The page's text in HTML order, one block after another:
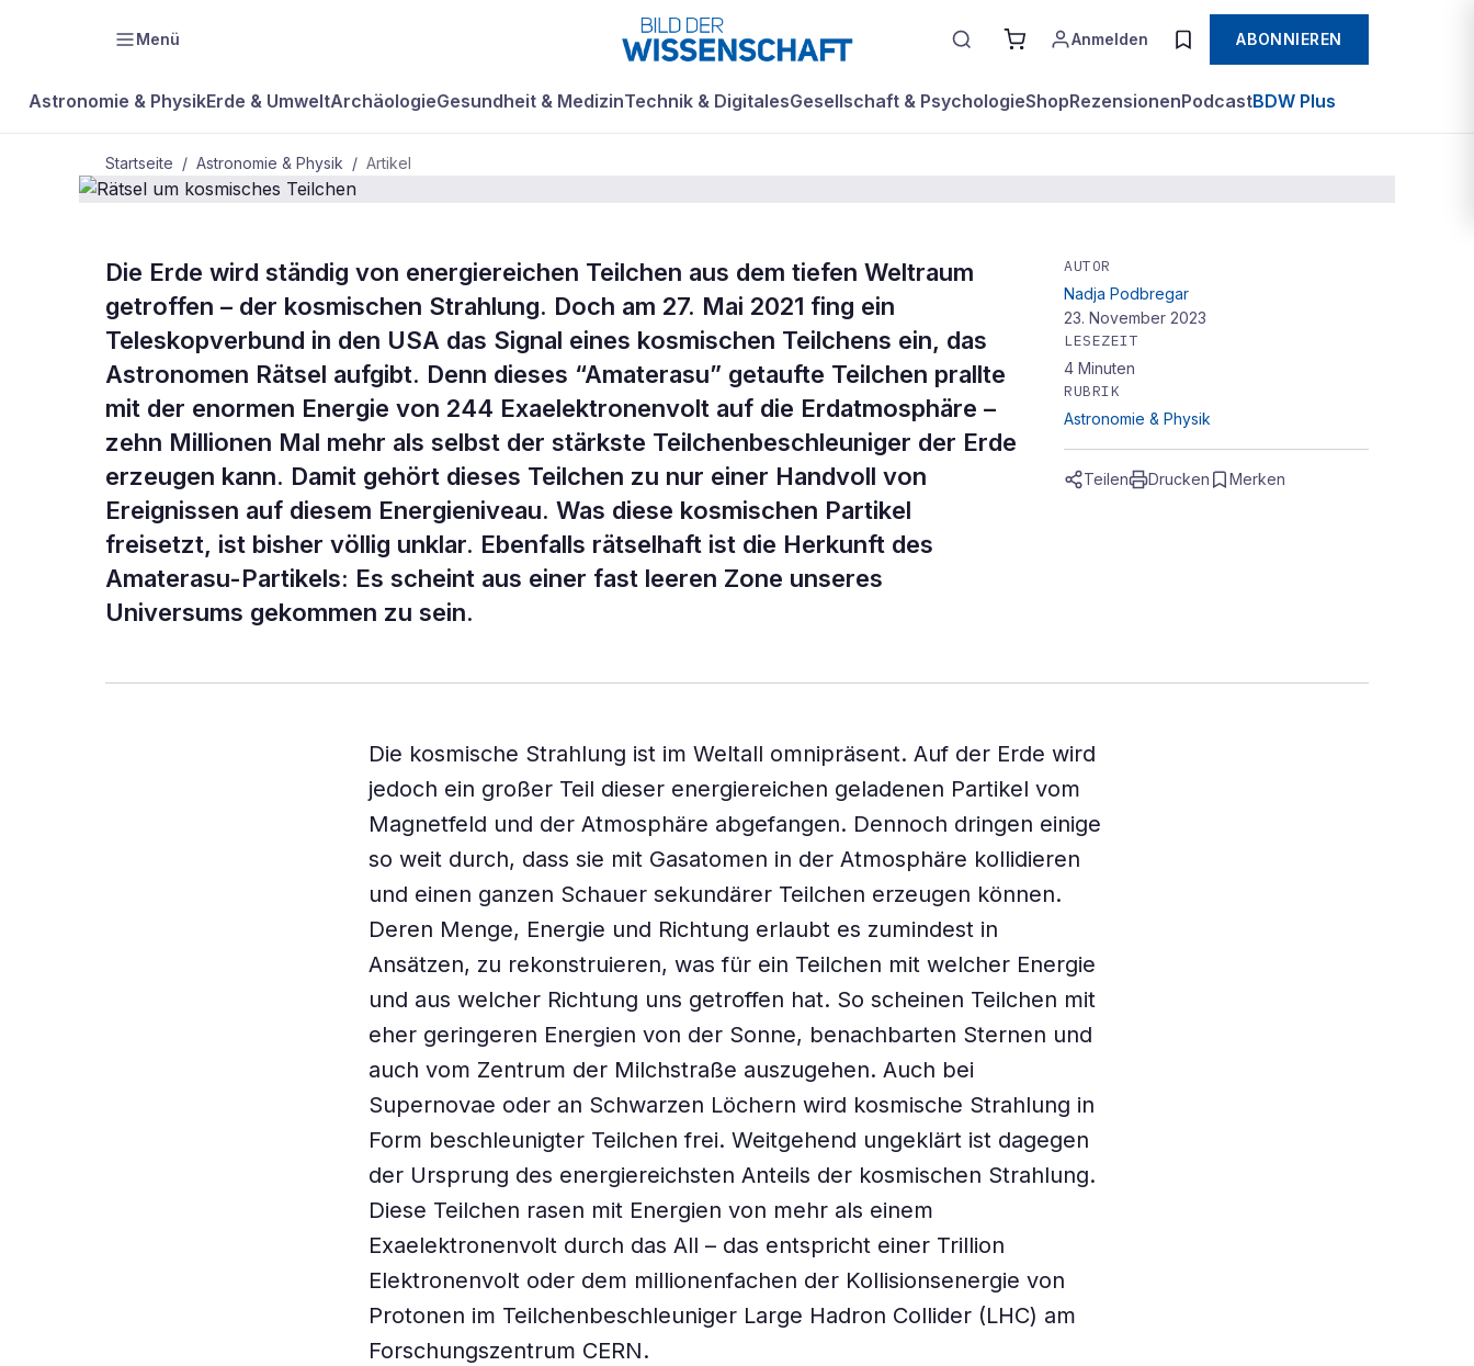
Menü Anmelden ABONNIEREN
Astronomie & PhysikErde & UmweltArchäologieGesundheit & MedizinTechnik & DigitalesGesellschaft & PsychologieShopRezensionenPodcastBDW Plus
Startseite / Astronomie & Physik / Artikel
ASTRONOMIE & PHYSIK
Rätsel um kosmisches
Teilchen
Die Erde wird ständig von energiereichen Teilchen aus dem tiefen Weltraum
getroffen – der kosmischen Strahlung. Doch am 27. Mai 2021 fing ein
Teleskopverbund in den USA das Signal eines kosmischen Teilchens ein, das
Astronomen Rätsel aufgibt. Denn dieses “Amaterasu” getaufte Teilchen prallte
mit der enormen Energie von 244 Exaelektronenvolt auf die Erdatmosphäre –
zehn Millionen Mal mehr als selbst der stärkste Teilchenbeschleuniger der Erde
erzeugen kann. Damit gehört dieses Teilchen zu nur einer Handvoll von
Ereignissen auf diesem Energieniveau. Was diese kosmischen Partikel
freisetzt, ist bisher völlig unklar. Ebenfalls rätselhaft ist die Herkunft des
Amaterasu-Partikels: Es scheint aus einer fast leeren Zone unseres
Universums gekommen zu sein.
AUTOR
Nadja Podbregar
23. November 2023
LESEZEIT
4 Minuten
RUBRIK
Astronomie & Physik
Teilen Drucken Merken
Die kosmische Strahlung ist im Weltall omnipräsent. Auf der Erde wird
jedoch ein großer Teil dieser energiereichen geladenen Partikel vom
Magnetfeld und der Atmosphäre abgefangen. Dennoch dringen einige
so weit durch, dass sie mit Gasatomen in der Atmosphäre kollidieren
und einen ganzen Schauer sekundärer Teilchen erzeugen können.
Deren Menge, Energie und Richtung erlaubt es zumindest in
Ansätzen, zu rekonstruieren, was für ein Teilchen mit welcher Energie
und aus welcher Richtung uns getroffen hat. So scheinen Teilchen mit
eher geringeren Energien von der Sonne, benachbarten Sternen und
auch vom Zentrum der Milchstraße auszugehen. Auch bei
Supernovae oder an Schwarzen Löchern wird kosmische Strahlung in
Form beschleunigter Teilchen frei. Weitgehend ungeklärt ist dagegen
der Ursprung des energiereichsten Anteils der kosmischen Strahlung.
Diese Teilchen rasen mit Energien von mehr als einem
Exaelektronenvolt durch das All – das entspricht einer Trillion
Elektronenvolt oder dem millionenfachen der Kollisionsenergie von
Protonen im Teilchenbeschleuniger Large Hadron Collider (LHC) am
Forschungszentrum CERN.